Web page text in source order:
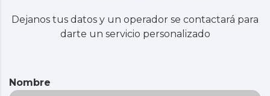
Dejanos tus datos y un operador se contactará para
darte un servicio personalizado
Nombre